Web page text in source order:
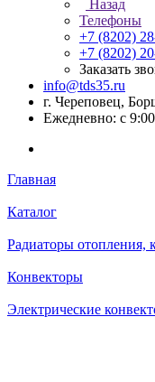
Назад
Телефоны
+7 (8202)
+7 (8202)
Заказать
info@tds35.ru
г. Череповец,
Ежедневно: с
Главная
Каталог
Радиаторы отопления,
Конвекторы
Электрические